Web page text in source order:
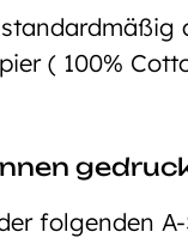
( 100%
folgenden